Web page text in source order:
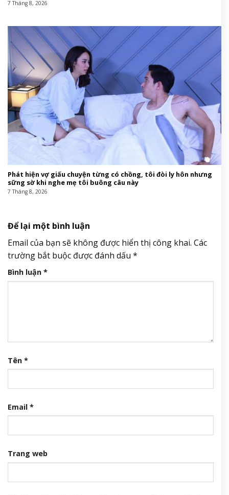
7 Tháng 8, 2026
Phát hiện vợ giấu chuyện từng có chồng, tôi đòi ly hôn nhưng
sững sờ khi nghe mẹ tôi buông câu này
7 Tháng 8, 2026
Để lại một bình luận
Email của bạn sẽ không được hiển thị công khai. Các
trường bắt buộc được đánh dấu *
Bình luận *
Tên *
Email *
Trang web